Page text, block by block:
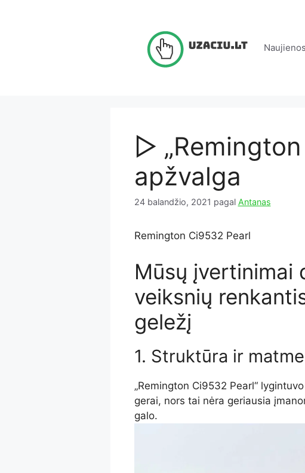
Naujienos
▷
apžvalga
24 balandžio, 2021 pagal Antanas
Remington Ci9532 Pearl
Mūsų įvertinimai
veiksnių
geležį
1. Struktūra ir
„Remington Ci9532 Pearl“
gerai, nors tai nėra geriausia
galo.